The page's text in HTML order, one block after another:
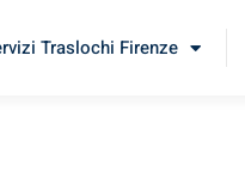
Traslochi Firenze